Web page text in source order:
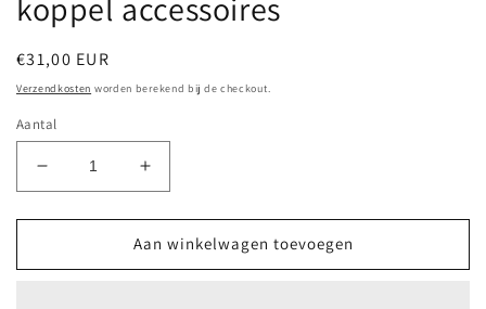
Normale
prijs
€31,00 EUR
Verzendkosten worden berekend bij de checkout.
Aantal
Aantal
verlagen
voor
handschoenen
Aantal
verhogen
voor
Radar
handschoenen
Aan winkelwagen toevoegen